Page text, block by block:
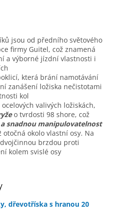
jsou od předního světového
firmy Guitel, což znamená
a výborné jízdní vlastnosti i
která brání namotávání
zanášení ložiska nečistotami
kol
valivých ložiskách,
o tvrdosti 98 shore, což
snadnou manipulovatelnost
otočná okolo vlastní osy. Na
brzdou proti
kolem svislé osy
dřevotříska s hranou 20